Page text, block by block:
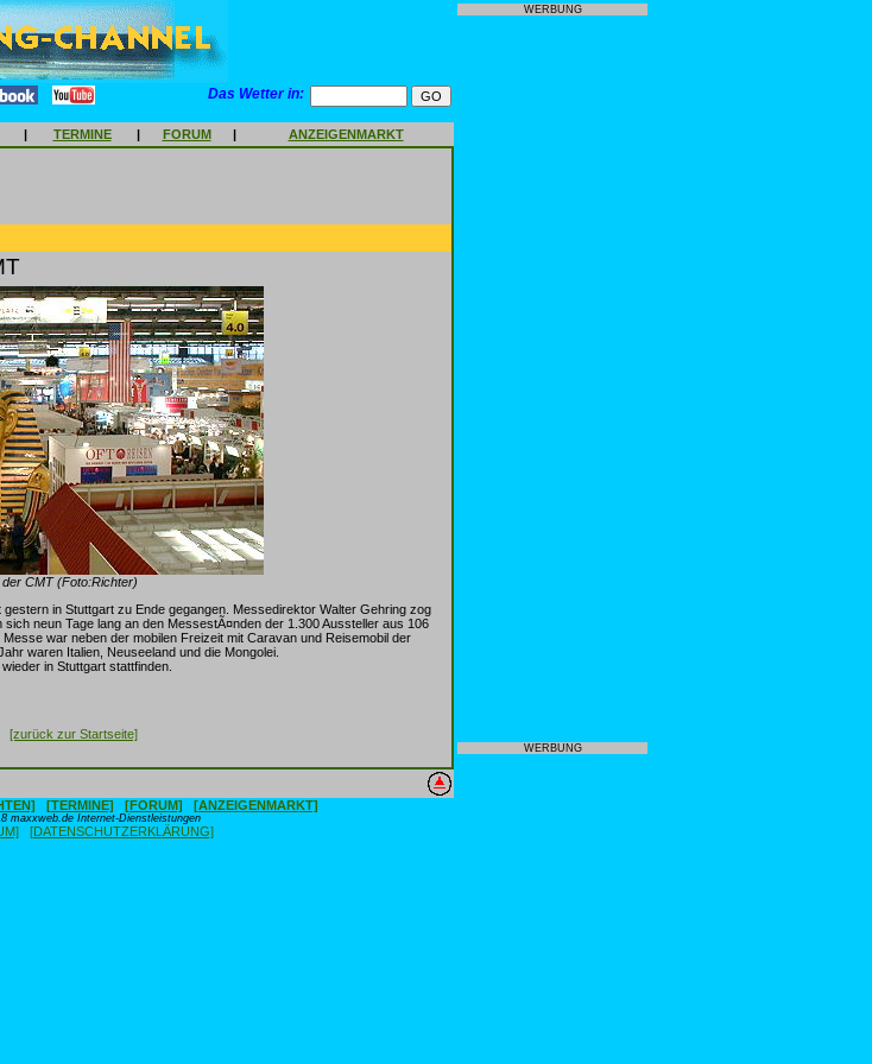
Das Wetter in:
| TERMINE | FORUM | ANZEIGENMARKT
CMT (Foto:Richter)
in Stuttgart zu Ende gegangen. Messedirektor Walter Gehring zog
neun Tage lang an den MessestÃ¤nden der 1.300 Aussteller aus 106
war neben der mobilen Freizeit mit Caravan und Reisemobil der
waren Italien, Neuseeland und die Mongolei.
in Stuttgart stattfinden.
[zurück zur Startseite]
[TERMINE] [FORUM] [ANZEIGENMARKT]
maxxweb.de Internet-Dienstleistungen
[DATENSCHUTZERKLÄRUNG]
WERBUNG
WERBUNG